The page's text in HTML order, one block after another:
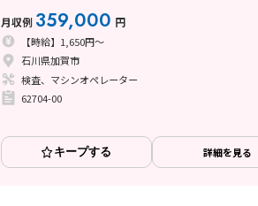
月収例 359,000 円
【時給】1,650円～
石川県加賀市
検査、マシンオペレーター
62704-00
キープする 詳細を見る